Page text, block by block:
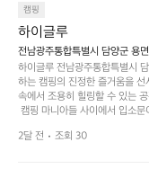
바로 화장실있음 .5분
서부터 해변까지 버스
좋아하네요 점심쯤도
타임이나 했네요 ⛱️
항구에서부터 해변까지 버스도
심쯤도착해서 철수할때까지 물
캠핑
하이글루
전남광주통합특별시 담양군 용
하이글루 전남광주통합특별시
하는 캠핑의 진정한 즐거움을
속에서 조용히 힐링할 수 있는
캠핑 마니아들 사이에서 입소
문객들을 맞이합니다. 특히, 하
자리를 제공하며, 캠핑의 매력
2달 전 조회 30